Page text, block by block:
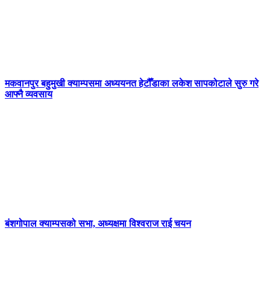
मकवानपुर बहुमुखी क्याम्पसमा अध्ययनत हेटौँडाका लकेश सापकोटाले सुरु गरे
आफ्नै व्यवसाय
बंशगोपाल क्याम्पसको सभा, अध्यक्षमा विश्वराज राई चयन